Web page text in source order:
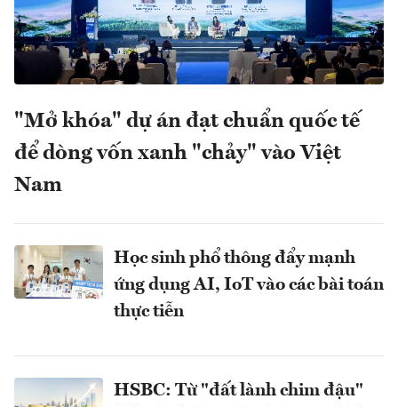
"Mở khóa" dự án đạt chuẩn quốc tế
để dòng vốn xanh "chảy" vào Việt
Nam
Học sinh phổ thông đẩy mạnh
ứng dụng AI, IoT vào các bài toán
thực tiễn
HSBC: Từ "đất lành chim đậu"